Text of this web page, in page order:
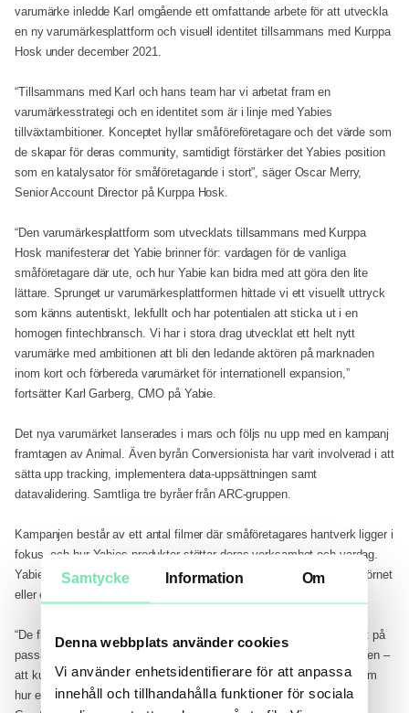
Samtycke Information Om
Denna webbplats använder cookies
Vi använder enhetsidentifierare för att anpassa
innehåll och tillhandahålla funktioner för sociala
varumärke inledde Karl omgående ett omfattande arbete för att utveckla
en ny varumärkesplattform och visuell identitet tillsammans med Kurppa
Hosk under december 2021.
“Tillsammans med Karl och hans team har vi arbetat fram en
varumärkesstrategi och en identitet som är i linje med Yabies
tillväxtambitioner. Konceptet hyllar småföreföretagare och det värde som
de skapar för deras community, samtidigt förstärker det Yabies position
som en katalysator för småföretagande i stort”, säger Oscar Merry,
Senior Account Director på Kurppa Hosk.
“Den varumärkesplattform som utvecklats tillsammans med Kurppa
Hosk manifesterar det Yabie brinner för: vardagen för de vanliga
småföretagare där ute, och hur Yabie kan bidra med att göra den lite
lättare. Sprunget ur varumärkesplattformen hittade vi ett visuellt uttryck
som känns autentiskt, lekfullt och har potentialen att sticka ut i en
homogen fintechbransch. Vi har i stora drag utvecklat ett helt nytt
varumärke med ambitionen att bli den ledande aktören på marknaden
inom kort och förbereda varumärket för internationell expansion,”
fortsätter Karl Garberg, CMO på Yabie.
Det nya varumärket lanserades i mars och följs nu upp med en kampanj
framtagen av Animal. Även byrån Conversionista har varit involverad i att
sätta upp tracking, implementera data-uppsättningen samt
datavalidering. Samtliga tre byråer från ARC-gruppen.
Kampanjen består av ett antal filmer där småföretagares hantverk ligger i
fokus, och hur Yabies produkter stöttar deras verksamhet och vardag.
Yabies primära målgrupp är småföretagare såsom en pizzeria runt hörnet
eller en frisörsalong i kvarteret.
“De flesta tjänster av den här typen har under en längre tid fokuserat på
passionen hos småföretagare. Vi valde istället att visa på verkligheten –
att kunderna faktiskt säljer sina produkter. Därför gjorde vi 3 filmer om
hur enkelt det är att ta betalt med Yabie,” säger Herman Vieweg,